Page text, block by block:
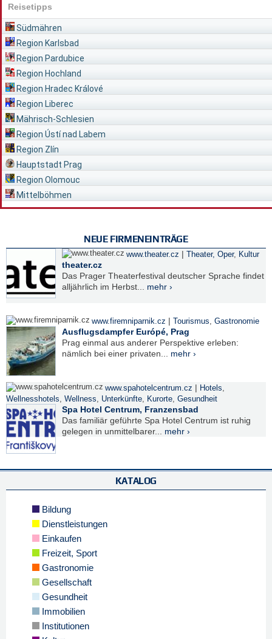
Reisetipps
Südmähren
Region Karlsbad
Region Pardubice
Region Hochland
Region Hradec Králové
Region Liberec
Mährisch-Schlesien
Region Ústí nad Labem
Region Zlín
Hauptstadt Prag
Region Olomouc
Mittelböhmen
NEUE FIRMENEINTRÄGE
www.theater.cz | Theater, Oper, Kultur
theater.cz
Das Prager Theaterfestival deutscher Sprache findet
alljährlich im Herbst... mehr ›
www.firemniparnik.cz | Tourismus Gastronomie
Ausflugsdampfer Európé, Prag
Prag einmal aus anderer Perspektive erleben:
nämlich bei einer privaten... mehr ›
www.spahotelcentrum.cz | Hotels
Wellnesshotels
Wellness Unterkünfte Kurorte Gesundheit
Spa Hotel Centrum, Franzensbad
Das familiär geführte Spa Hotel Centrum ist ruhig
gelegen in unmittelbarer... mehr ›
KATALOG
Bildung
Dienstleistungen
Einkaufen
Freizeit, Sport
Gastronomie
Gesellschaft
Gesundheit
Immobilien
Institutionen